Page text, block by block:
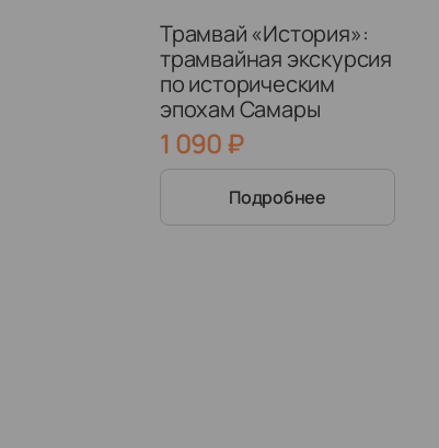
Трамвай «История»:
трамвайная экскурсия
по историческим
эпохам Самары
1 090₽
Подробнее